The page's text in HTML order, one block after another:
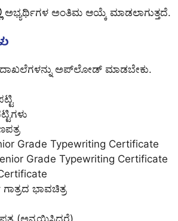
ಅಭ್ಯರ್ಥಿಗಳ ಅಂತಿಮ ಆಯ್ಕೆ ಮಾಡಲಾಗುತ್ತದೆ.
ದಾಖಲೆಗಳನ್ನು ಅಪ್‌ಲೋಡ್ ಮಾಡಬೇಕು.
Grade Typewriting Certificate
Grade Typewriting Certificate
ಭಾವಚಿತ್ರ